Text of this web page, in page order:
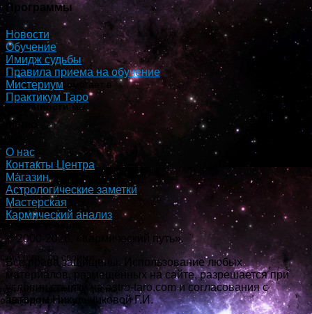
Жрецпомогает в
и принимать
мы
убежать,
путь, со своими
ментальный уровень,
находятся на этом
Программы
Новости
Обучение
Имидж судьбы
Правила приема на обучение
Мистериум
Практикум Таро
Меню
О нас
Контакты Центра
Магазин
Астрологические заметки
Мастерская
Кармический анализ
© 2000-2026, «Кармический путь».
Все права защищены. Использование любых
материалов, размещённых на сайте, разрешается при
условии ссылки на astro-taro.com и согласования с
автором Никульниковой Г.И.